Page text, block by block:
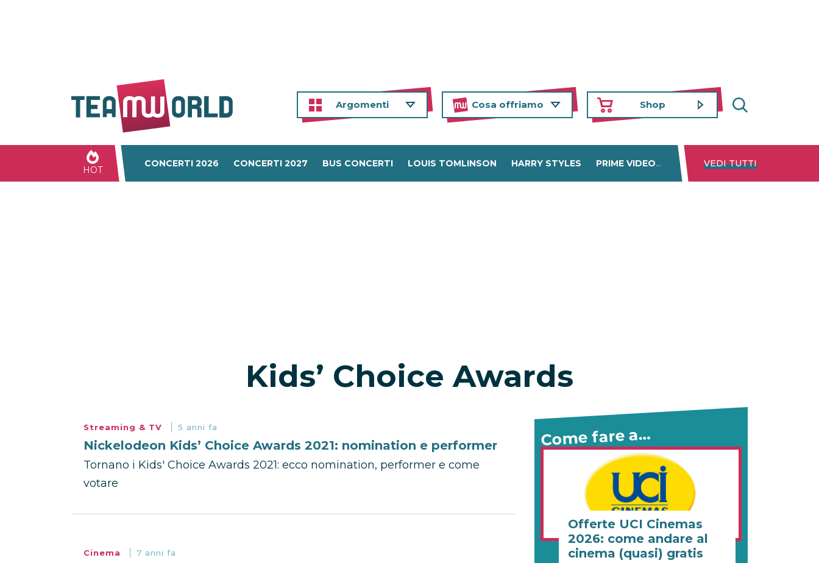
Argomenti Cosa offriamo Shop
HOT
CONCERTI 2026 CONCERTI 2027 BUS CONCERTI LOUIS TOMLINSON HARRY STYLES PRIME VIDEO DISNEY+ NETFLIX
VEDI TUTTI
Kids’ Choice Awards
Streaming & TV 5 anni fa
Nickelodeon Kids’ Choice Awards 2021: nomination e performer
Tornano i Kids' Choice Awards 2021: ecco nomination, performer e come
votare
Cinema 7 anni fa
Come fare a…
Offerte UCI Cinemas
2026: come andare al
cinema (quasi) gratis